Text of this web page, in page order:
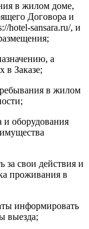
в жилом доме,
Договора и
hotel-sansara.ru/, и
а
в Заказе;
в жилом
и оборудования
за свои действия и
проживания в
информировать
выезда;